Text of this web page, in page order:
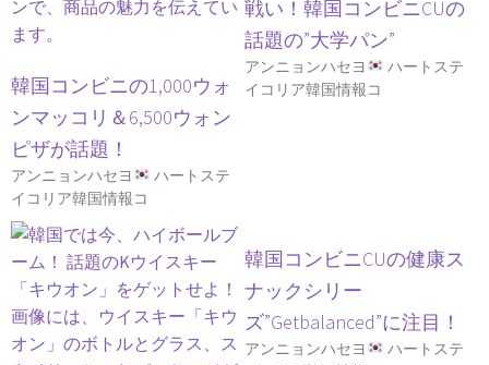
韓国コンビニの1,000ウォ
ンマッコリ＆6,500ウォン
ピザが話題！
アンニョンハセヨ
ハートステ
イコリア韓国情報コ
戦い！韓国コンビニCUの
話題の”大学パン”
アンニョンハセヨ
ハートステ
イコリア韓国情報コ
韓国コンビニCUの健康ス
ナックシリー
ズ”Getbalanced”に注目！
アンニョンハセヨ
ハートステ